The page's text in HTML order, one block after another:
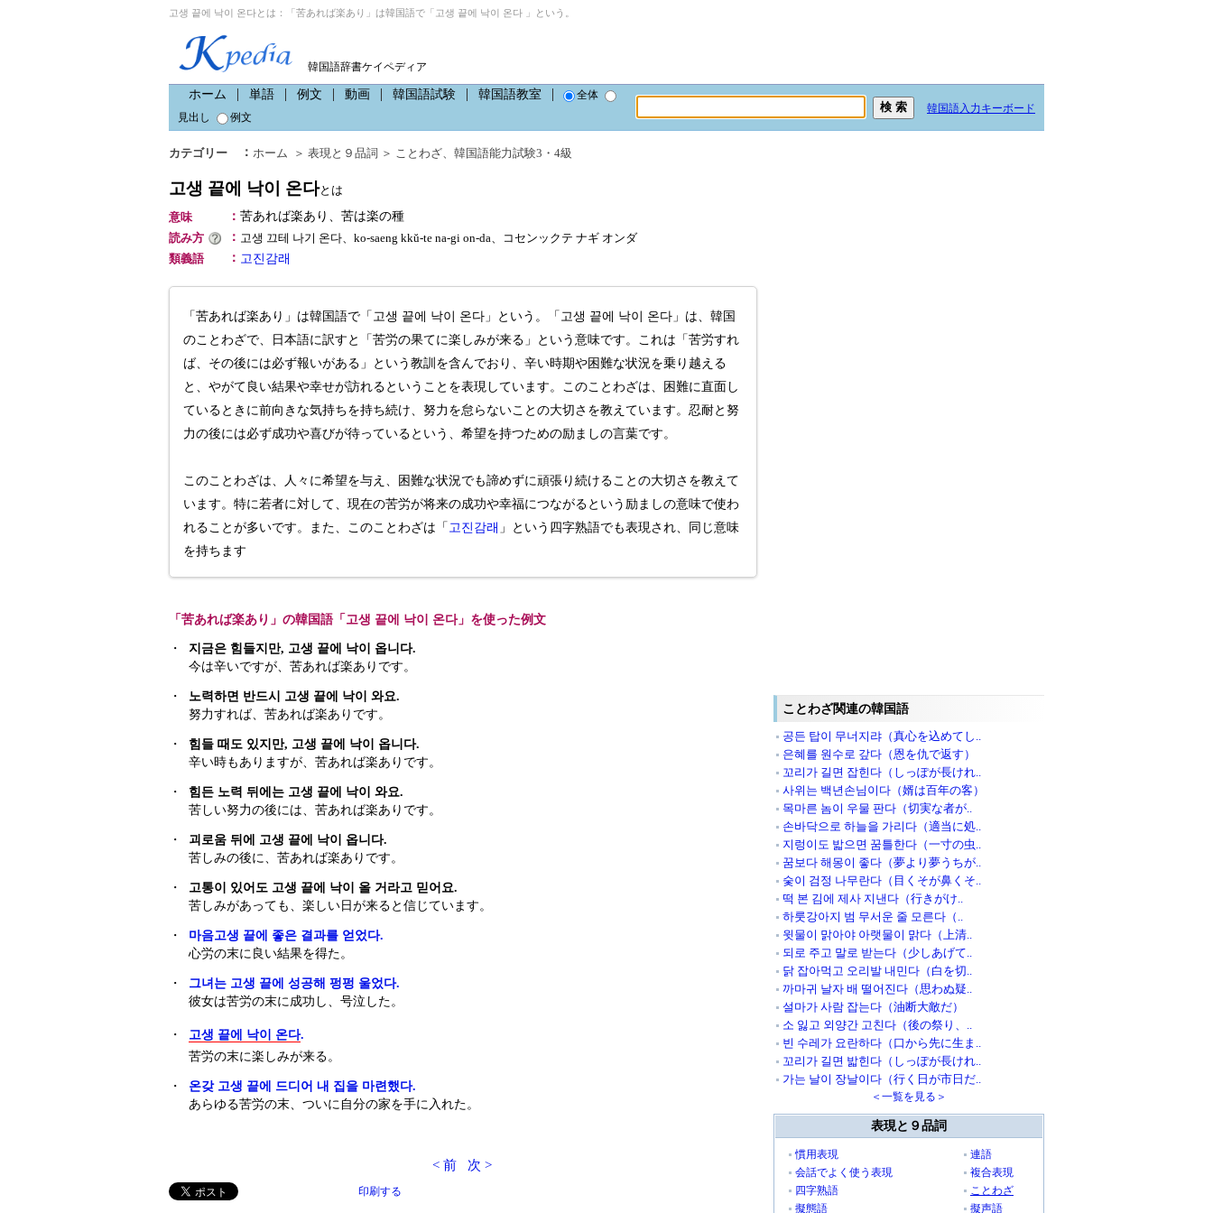
고생 끝에 낙이 온다とは：「苦あれば楽あり」は韓国語で「고생 끝에 낙이 온다 」という。
韓国語辞書ケイペディア
ホーム 単語 例文 動画 韓国語試験 韓国語教室
全体
見出し
例文
韓国語入力キーボード
カテゴリー ： ホーム ＞ 表現と９品詞 ＞ ことわざ、 韓国語能力試験3・4級
고생 끝에 낙이 온다とは
意味
： 苦あれば楽あり、苦は楽の種
読み方
： 고생 끄테 나기 온다、ko-saeng kkŭ-te na-gi on-da、コセンックテ ナギ オンダ
類義語
： 고진감래
「苦あれば楽あり」は韓国語で「고생 끝에 낙이 온다」という。「고생 끝에 낙이 온다」は、韓国
のことわざで、日本語に訳すと「苦労の果てに楽しみが来る」という意味です。これは「苦労すれ
ば、その後には必ず報いがある」という教訓を含んでおり、辛い時期や困難な状況を乗り越える
と、やがて良い結果や幸せが訪れるということを表現しています。このことわざは、困難に直面し
ているときに前向きな気持ちを持ち続け、努力を怠らないことの大切さを教えています。忍耐と努
力の後には必ず成功や喜びが待っているという、希望を持つための励ましの言葉です。
このことわざは、人々に希望を与え、困難な状況でも諦めずに頑張り続けることの大切さを教えて
います。特に若者に対して、現在の苦労が将来の成功や幸福につながるという励ましの意味で使わ
れることが多いです。また、このことわざは「 고진감래 」という四字熟語でも表現され、同じ意味
を持ちます
「苦あれば楽あり」の韓国語「고생 끝에 낙이 온다」を使った例文
・
지금은 힘들지만, 고생 끝에 낙이 옵니다.
今は辛いですが、苦あれば楽ありです。
・
노력하면 반드시 고생 끝에 낙이 와요.
努力すれば、苦あれば楽ありです。
・
힘들 때도 있지만, 고생 끝에 낙이 옵니다.
辛い時もありますが、苦あれば楽ありです。
・
힘든 노력 뒤에는 고생 끝에 낙이 와요.
苦しい努力の後には、苦あれば楽ありです。
・
괴로움 뒤에 고생 끝에 낙이 옵니다.
苦しみの後に、苦あれば楽ありです。
・
고통이 있어도 고생 끝에 낙이 올 거라고 믿어요.
苦しみがあっても、楽しい日が来ると信じています。
・
마음고생 끝에 좋은 결과를 얻었다.
心労の末に良い結果を得た。
・
그녀는 고생 끝에 성공해 펑펑 울었다.
彼女は苦労の末に成功し、号泣した。
・ 고생 끝에 낙이 온다.
苦労の末に楽しみが来る。
・
온갖 고생 끝에 드디어 내 집을 마련했다.
あらゆる苦労の末、ついに自分の家を手に入れた。
< 前 次 >
印刷する
ことわざ関連の韓国語
공든 탑이 무너지랴（真心を込めてし..
은혜를 원수로 갚다（恩を仇で返す）
꼬리가 길면 잡힌다（しっぽが長けれ..
사위는 백년손님이다（婿は百年の客）
목마른 놈이 우물 판다（切実な者が..
손바닥으로 하늘을 가리다（適当に処..
지렁이도 밟으면 꿈틀한다（一寸の虫..
꿈보다 해몽이 좋다（夢より夢うちが..
숯이 검정 나무란다（目くそが鼻くそ..
떡 본 김에 제사 지낸다（行きがけ..
하룻강아지 범 무서운 줄 모른다（..
윗물이 맑아야 아랫물이 맑다（上清..
되로 주고 말로 받는다（少しあげて..
닭 잡아먹고 오리발 내민다（白を切..
까마귀 날자 배 떨어진다（思わぬ疑..
설마가 사람 잡는다（油断大敵だ）
소 잃고 외양간 고친다（後の祭り、..
빈 수레가 요란하다（口から先に生ま..
꼬리가 길면 밟힌다（しっぽが長けれ..
가는 날이 장날이다（行く日が市日だ..
＜一覧を見る＞
表現と９品詞
慣用表現
連語
会話でよく使う表現
複合表現
四字熟語
ことわざ
擬態語
擬声語